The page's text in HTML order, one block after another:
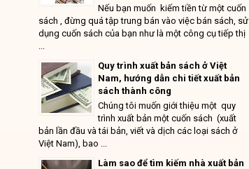
Nếu bạn muốn kiếm tiền từ một cuốn
sách , đừng quá tập trung bán vào việc bán sách, sử
dụng cuốn sách của bạn như là một công cụ tiếp thị
...
Quy trình xuất bản sách ở Việt
Nam, hướng dẫn chi tiết xuất bản
sách thành công
Chúng tôi muốn giới thiệu một quy
trình xuất bản một cuốn sách (xuất
bản lần đầu và tái bản, viết và dịch các loại sách ở
Việt Nam), bao ...
Làm sao để tìm kiếm nhà xuất bản